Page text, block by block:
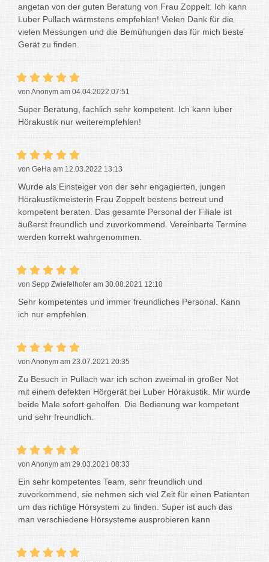
angetan von der guten Beratung von Frau Zoppelt. Ich kann
Luber Pullach wärmstens empfehlen! Vielen Dank für die
vielen Messungen und die Bemühungen das für mich beste
Gerät zu finden.
von Anonym am 04.04.2022 07:51
Super Beratung, fachlich sehr kompetent. Ich kann luber
Hörakustik nur weiterempfehlen!
von GeHa am 12.03.2022 13:13
Wurde als Einsteiger von der sehr engagierten, jungen
Hörakustikmeisterin Frau Zoppelt bestens betreut und
kompetent beraten. Das gesamte Personal der Filiale ist
äußerst freundlich und zuvorkommend. Vereinbarte Termine
werden korrekt wahrgenommen.
von Sepp Zwiefelhofer am 30.08.2021 12:10
Sehr kompetentes und immer freundliches Personal. Kann
ich nur empfehlen.
von Anonym am 23.07.2021 20:35
Zu Besuch in Pullach war ich schon zweimal in großer Not
mit einem defekten Hörgerät bei Luber Hörakustik. Mir wurde
beide Male sofort geholfen. Die Bedienung war kompetent
und sehr freundlich.
von Anonym am 29.03.2021 08:33
Ein sehr kompetentes Team, sehr freundlich und
zuvorkommend, sie nehmen sich viel Zeit für einen Patienten
um das richtige Hörsystem zu finden. Super ist auch das
man verschiedene Hörsysteme ausprobieren kann